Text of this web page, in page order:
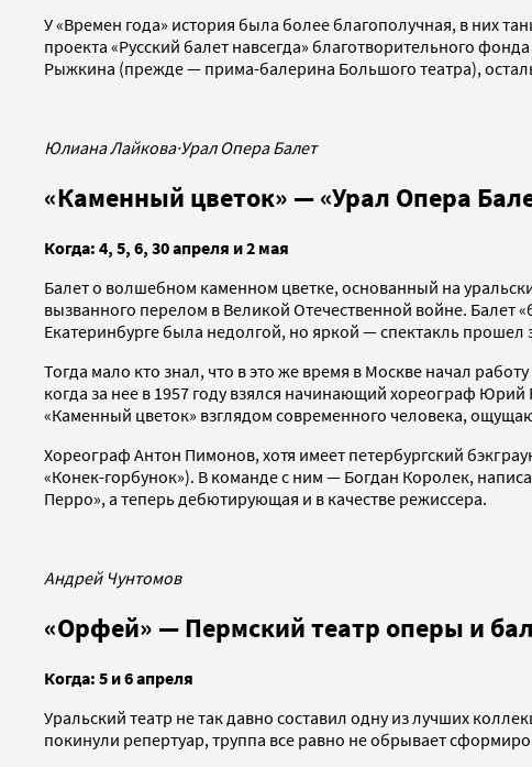
У «Времен года» история была более благополучная, в них
проекта «Русский балет навсегда» благотворительного
Рыжкина (прежде — прима-балерина Большого театра),
Юлиана Лайкова·Урал Опера Балет
«Каменный цветок» — «Урал Опера
Когда: 4, 5, 6, 30 апреля и 2 мая
Балет о волшебном каменном цветке, основанный на
вызванного перелом в Великой Отечественной войне.
Екатеринбурге была недолгой, но яркой — спектакль прошел
Тогда мало кто знал, что в это же время в Москве начал
когда за нее в 1957 году взялся начинающий хореограф
«Каменный цветок» взглядом современного человека,
Хореограф Антон Пимонов, хотя имеет петербургский
«Конек-горбунок»). В команде с ним — Богдан Королек,
Перро», а теперь дебютирующая и в качестве режиссера.
Андрей Чунтомов
«Орфей» — Пермский театр оперы и
Когда: 5 и 6 апреля
Уральский театр не так давно составил одну из лучших
покинули репертуар, труппа все равно не обрывает